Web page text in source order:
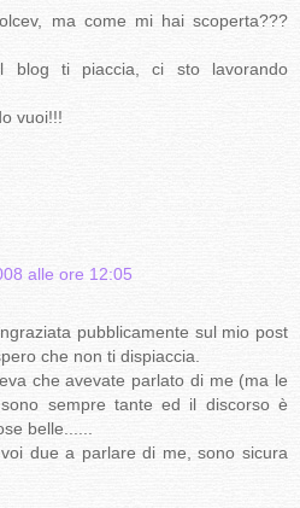
ma come mi hai scoperta???
blog ti piaccia, ci sto lavorando
vuoi!!!
alle ore 12:05
pubblicamente sul mio post
che non ti dispiaccia.
che avevate parlato di me (ma le
sempre tante ed il discorso è
belle......
due a parlare di me, sono sicura